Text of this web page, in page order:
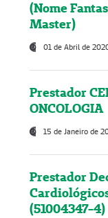
(Nome
Master)
01 de Abril de
Prestador
ONCOLOGIA
15 de Janeiro de
Prestador
(51004347-4)